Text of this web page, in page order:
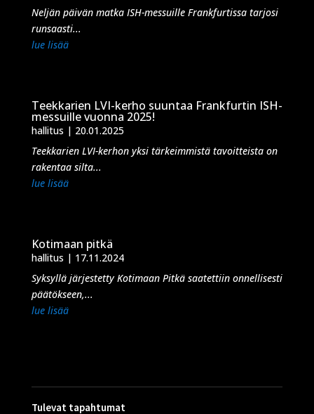
Neljän päivän matka ISH-messuille Frankfurtissa tarjosi
runsaasti...
lue lisää
Teekkarien LVI-kerho suuntaa Frankfurtin ISH-
messuille vuonna 2025!
hallitus | 20.01.2025
Teekkarien LVI-kerhon yksi tärkeimmistä tavoitteista on
rakentaa silta...
lue lisää
Kotimaan pitkä
hallitus | 17.11.2024
Syksyllä järjestetty Kotimaan Pitkä saatettiin onnellisesti
päätökseen,...
lue lisää
Tulevat tapahtumat